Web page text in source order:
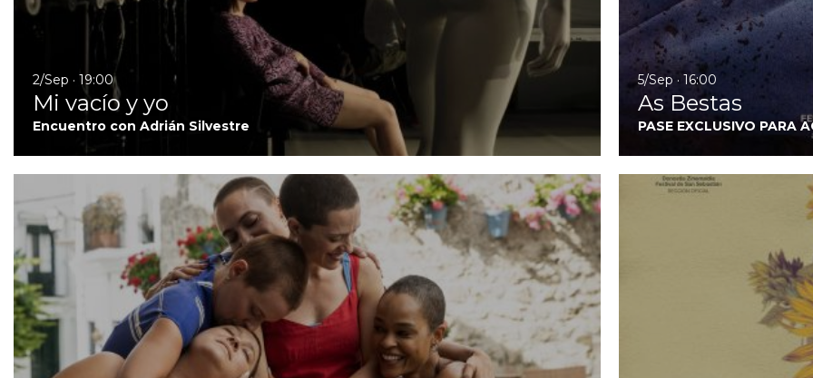
2/Sep · 19:00
Mi vacío y yo
Encuentro con Adrián Silvestre
5/Sep · 16:00
As Bestas
PASE EXCLUSIVO PARA
Ir a Las de la última fila